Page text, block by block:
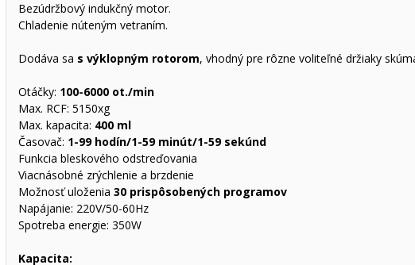
Bezúdržbový indukčný motor.
Chladenie núteným vetraním.
Dodáva sa s výklopným rotorom, vhodný pre rôzne voliteľné držiaky
Otáčky: 100-6000 ot./min
Max. RCF: 5150xg
Max. kapacita: 400 ml
Časovač: 1-99 hodín/1-59 minút/1-59 sekúnd
Funkcia bleskového odstreďovania
Viacnásobné zrýchlenie a brzdenie
Možnosť uloženia 30 prispôsobených programov
Napájanie: 220V/50-60Hz
Spotreba energie: 350W
Kapacita: